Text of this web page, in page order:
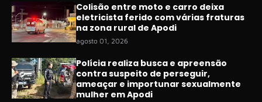
Colisão entre moto e carro deixa
eletricista ferido com várias fraturas
na zona rural de Apodi
agosto 01, 2026
Polícia realiza busca e apreensão
contra suspeito de perseguir,
ameaçar e importunar sexualmente
mulher em Apodi